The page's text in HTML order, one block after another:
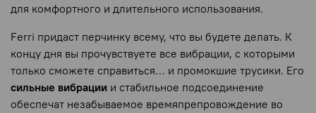
для комфортного и длительного использования.
Ferri придаст перчинку всему, что вы будете делать. К
концу дня вы прочувствуете все вибрации, с которыми
только сможете справиться… и промокшие трусики. Его
сильные вибрации и стабильное подсоединение
обеспечат незабываемое времяпрепровождение во